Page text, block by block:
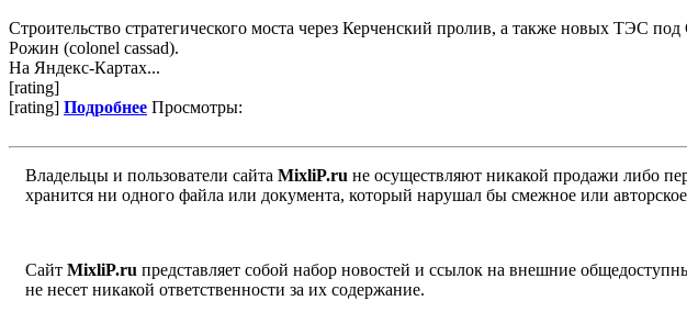
Строительство стратегического моста через Керченский пролив, а также новых ТЭС
Рожин (colonel cassad).
На Яндекс-Картах...
[rating]
[rating] Подробнее Просмотры:
Владельцы и пользователи сайта MixliP.ru не осуществляют никакой продажи либо
хранится ни одного файла или документа, который нарушал бы смежное или
Сайт MixliP.ru представляет собой набор новостей и ссылок на внешние
не несет никакой ответственности за их содержание.